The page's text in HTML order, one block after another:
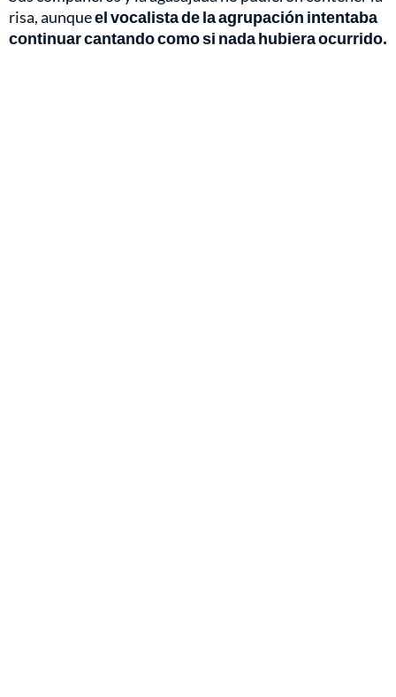
risa, aunqueel vocalista de la agrupación intentaba
continuar cantando como si nada hubiera ocurrido.